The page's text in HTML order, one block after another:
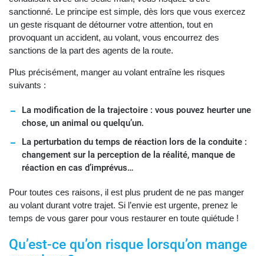
sanctionné. Le principe est simple, dès lors que vous exercez
un geste risquant de détourner votre attention, tout en
provoquant un accident, au volant, vous encourrez des
sanctions de la part des agents de la route.
Plus précisément, manger au volant entraîne les risques
suivants :
La modification de la trajectoire : vous pouvez heurter une
chose, un animal ou quelqu’un.
La perturbation du temps de réaction lors de la conduite :
changement sur la perception de la réalité, manque de
réaction en cas d’imprévus…
Pour toutes ces raisons, il est plus prudent de ne pas manger
au volant durant votre trajet. Si l’envie est urgente, prenez le
temps de vous garer pour vous restaurer en toute quiétude !
Qu’est-ce qu’on risque lorsqu’on mange